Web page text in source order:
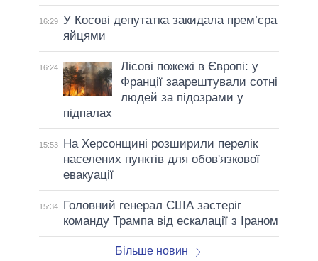
16:29 У Косові депутатка закидала прем’єра
яйцями
16:24
Лісові пожежі в Європі: у
Франції заарештували сотні
людей за підозрами у
підпалах
15:53
На Херсонщині розширили перелік
населених пунктів для обов'язкової
евакуації
15:34
Головний генерал США застеріг
команду Трампа від ескалації з Іраном
Більше новин